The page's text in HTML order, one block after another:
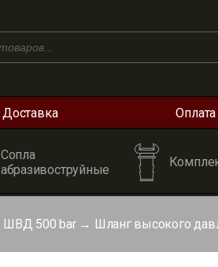
Доставка Оплата
Сопла
абразивоструйные
ШВД 500 bar→ Шланг высокого